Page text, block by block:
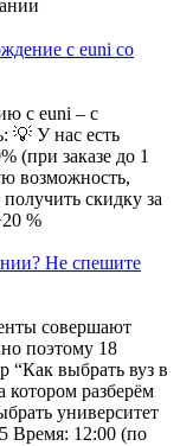
с euni со
с euni – с
💡 У нас есть
(при заказе до 1
возможность,
скидку за
%
Не спешите
совершают
поэтому 18
“Как выбрать вуз в
котором разберём
университет
Время: 12:00 (по